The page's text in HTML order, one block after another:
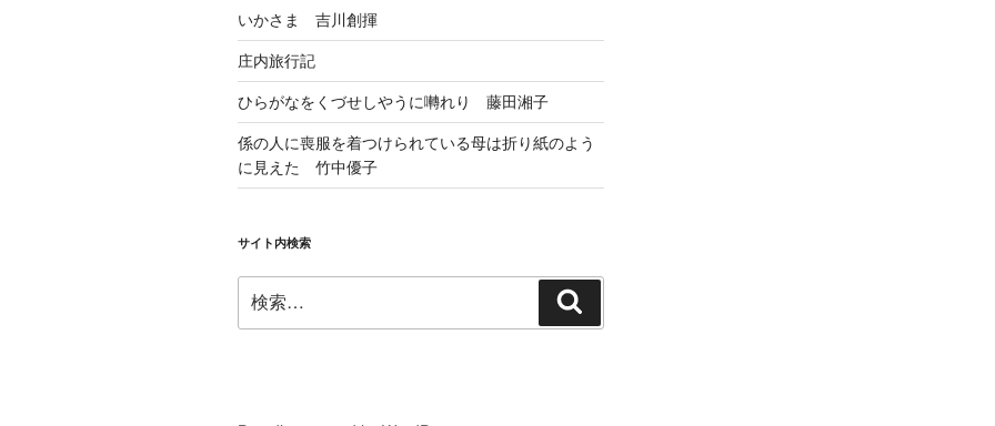
いかさま 吉川創揮
庄内旅行記
ひらがなをくづせしやうに囀れり 藤田湘子
係の人に喪服を着つけられている母は折り紙のよう
に見えた 竹中優子
サイト内検索
索:
索